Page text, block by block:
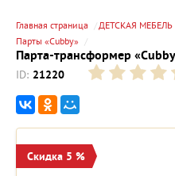
Главная страница ДЕТСКАЯ МЕБЕЛЬ
Парты «Cubby»
Парта-трансформер
ID: 21220
Скидка 5 %